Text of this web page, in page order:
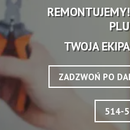
TWOJA
ZADZWOŃ PO
514-